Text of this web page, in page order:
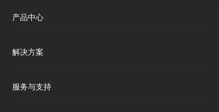
产品中心
解决方案
服务与支持